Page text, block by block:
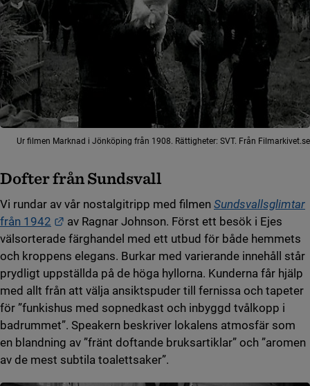
Ur filmen Marknad i Jönköping från 1908. Rättigheter: SVT. Från Filmarkivet.se
Dofter från Sundsvall
Vi rundar av vår nostalgitripp med filmen Sundsvallsglimtar
från 1942
Länk till annan webbplats.
av Ragnar Johnson. Först ett besök i Ejes
välsorterade färghandel med ett utbud för både hemmets
och kroppens elegans. Burkar med varierande innehåll står
prydligt uppställda på de höga hyllorna. Kunderna får hjälp
med allt från att välja ansiktspuder till fernissa och tapeter
för ”funkishus med sopnedkast och inbyggd tvålkopp i
badrummet”. Speakern beskriver lokalens atmosfär som
en blandning av ”fränt doftande bruksartiklar” och ”aromen
av de mest subtila toalettsaker”.